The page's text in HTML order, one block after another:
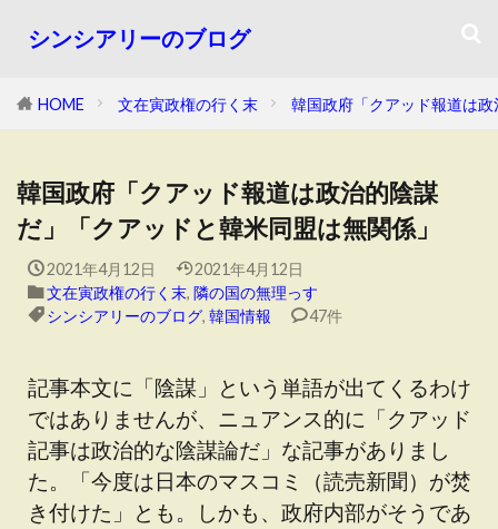
シンシアリーのブログ
HOME 文在寅政権の行く末 韓国政府「クアッド報道は
韓国政府「クアッド報道は政治的陰謀
だ」「クアッドと韓米同盟は無関係」
2021年4月12日
2021年4月12日
文在寅政権の行く末, 隣の国の無理っす
シンシアリーのブログ, 韓国情報 47件
記事本文に「陰謀」という単語が出てくるわけ
ではありませんが、ニュアンス的に「クアッド
記事は政治的な陰謀論だ」な記事がありまし
た。「今度は日本のマスコミ（読売新聞）が焚
き付けた」とも。しかも、政府内部がそうであ